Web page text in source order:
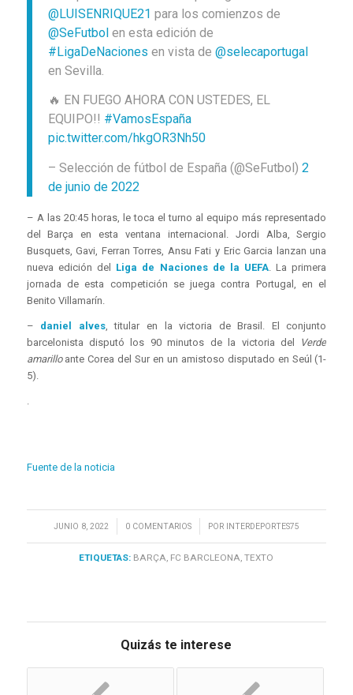
@LUISENRIQUE21 para los comienzos de
@SeFutbolen esta edición de
#LigaDeNaciones en vista de @selecaportugal
en Sevilla.
🔥 EN FUEGO AHORA CON USTEDES, EL
EQUIPO!! #VamosEspaña
pic.twitter.com/hkgOR3Nh50
– Selección de fútbol de España (@SeFutbol) 2
de junio de 2022
– A las 20:45 horas, le toca el turno al equipo más representado
del Barça en esta ventana internacional. Jordi Alba, Sergio
Busquets, Gavi, Ferran Torres, Ansu Fati y Eric Garcia lanzan una
nueva edición del Liga de Naciones de la UEFA . La primera
jornada de esta competición se juega contra Portugal, en el
Benito Villamarín.
– daniel alves, titular en la victoria de Brasil. El conjunto
barcelonista disputó los 90 minutos de la victoria del
Verde
amarilloante Corea del Sur en un amistoso disputado en Seúl (1-
5).
.
Fuente de la noticia
JUNIO 8, 2022
/ 0 COMENTARIOS
/ POR INTERDEPORTES75
ETIQUETAS: BARÇA, FC BARCLEONA,TEXTO
Quizás te interese